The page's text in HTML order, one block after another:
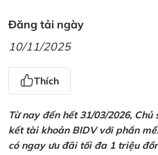
Đăng tải ngày
10/11/2025
Thích
Từ nay đến hết 31/03/2026,
kết tài khoản BIDV với phần
có ngay ưu đãi tối đa 1 triệu